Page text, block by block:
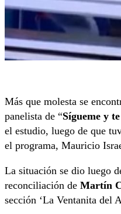
Más que molesta se
panelista de “Sígueme y
el estudio, luego de que
el programa, Mauricio
La situación se dio luego
reconciliación de Martín
sección ‘La Ventanita del